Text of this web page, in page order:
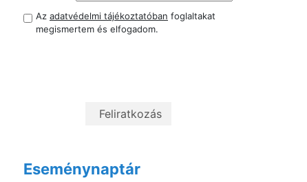
Az adatvédelmi tájékoztatóban foglaltakat
megismertem és elfogadom.
Eseménynaptár